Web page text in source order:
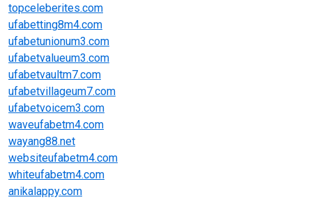
topceleberites.com
ufabetting8m4.com
ufabetunionum3.com
ufabetvalueum3.com
ufabetvaultm7.com
ufabetvillageum7.com
ufabetvoicem3.com
waveufabetm4.com
wayang88.net
websiteufabetm4.com
whiteufabetm4.com
anikalappy.com